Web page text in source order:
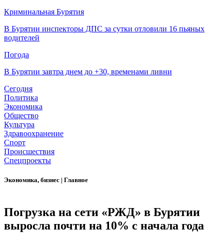
Криминальная Бурятия
В Бурятии инспекторы ДПС за сутки отловили 16 пьяных
водителей
Погода
В Бурятии завтра днем до +30, временами ливни
Сегодня
Политика
Экономика
Общество
Культура
Здравоохранение
Спорт
Происшествия
Спецпроекты
Экономика, бизнес | Главное
Погрузка на сети «РЖД» в Бурятии
выросла почти на 10% с начала года